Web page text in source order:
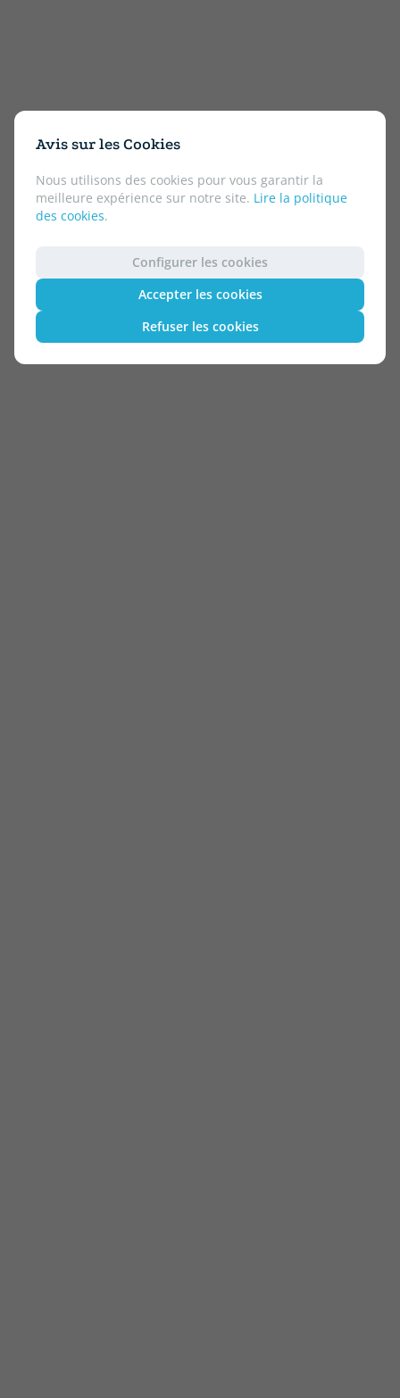
Avis sur les Cookies
Nous utilisons des cookies pour vous garantir la
meilleure expérience sur notre site. Lire la politique
des cookies.
Configurer les cookies
Accepter les cookies
Refuser les cookies